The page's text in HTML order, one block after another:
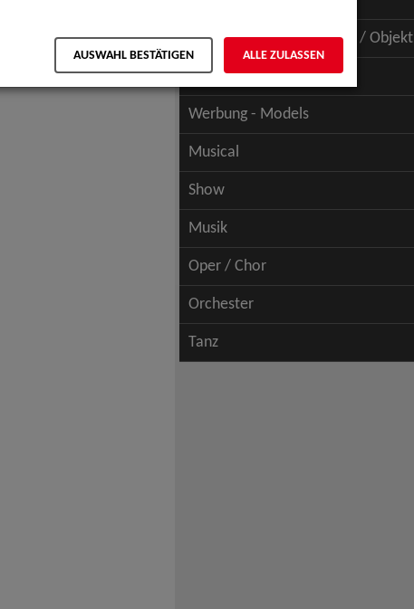
Schauspiel - Figur / Puppe / Objekt
Werbung - Talents
Werbung - Models
Musical
Show
Musik
Oper / Chor
Orchester
Tanz
AUSWAHL BESTÄTIGEN ALLE ZULASSEN